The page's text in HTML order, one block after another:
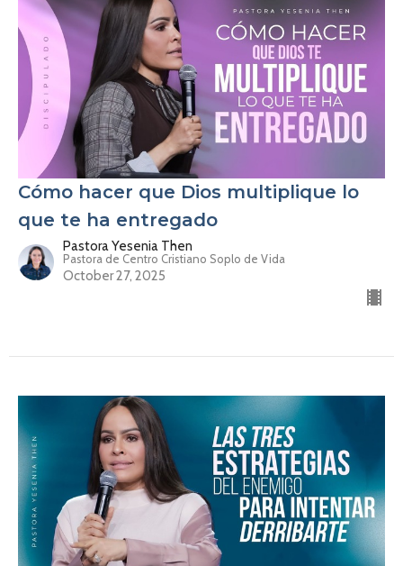
Cómo hacer que Dios multiplique lo
que te ha entregado
Pastora Yesenia Then
Pastora de Centro Cristiano Soplo de Vida
October 27, 2025